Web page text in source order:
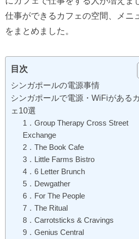
仕事ができるカフェの空間、メニ
をまとめました。
目次
シンガポールの電源事情
シンガポールで電源・WiFiがある
ェ10選
1．Group Therapy Cross Street
Exchange
2．The Book Cafe
3．Little Farms Bistro
4．6 Letter Brunch
5．Dewgather
6．For The People
7．The Ritual
8．Carrotsticks & Cravings
9．Genius Central